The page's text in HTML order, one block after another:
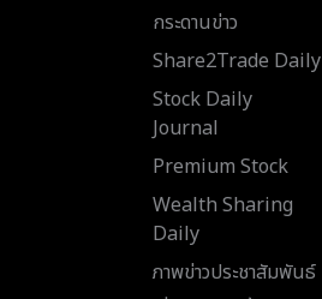
กระดานข่าว
Share2Trade Daily
Stock Daily
Journal
Premium Stock
Wealth Sharing
Daily
ภาพข่าวประชาสัมพันธ์